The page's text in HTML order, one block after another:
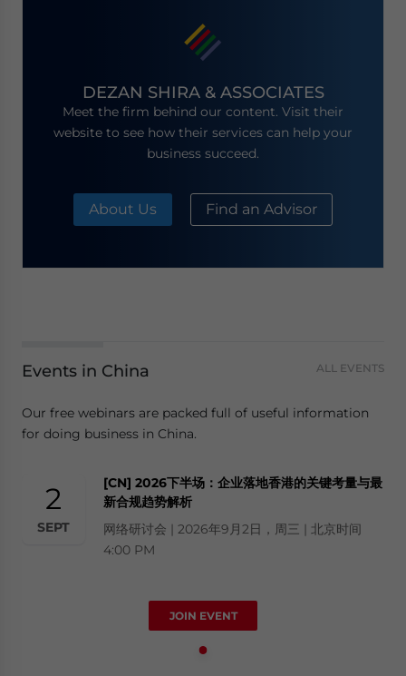
DEZAN SHIRA & ASSOCIATES
Meet the firm behind our content. Visit their
website to see how their services can help your
business succeed.
About Us Find an Advisor
Events in China ALL EVENTS
Our free webinars are packed full of useful information
for doing business in China.
2
SEPT
[CN] 2026下半场：企业落地香港的关键考量与最
新合规趋势解析
网络研讨会 | 2026年9月2日，周三 | 北京时间
4:00 PM
JOIN EVENT